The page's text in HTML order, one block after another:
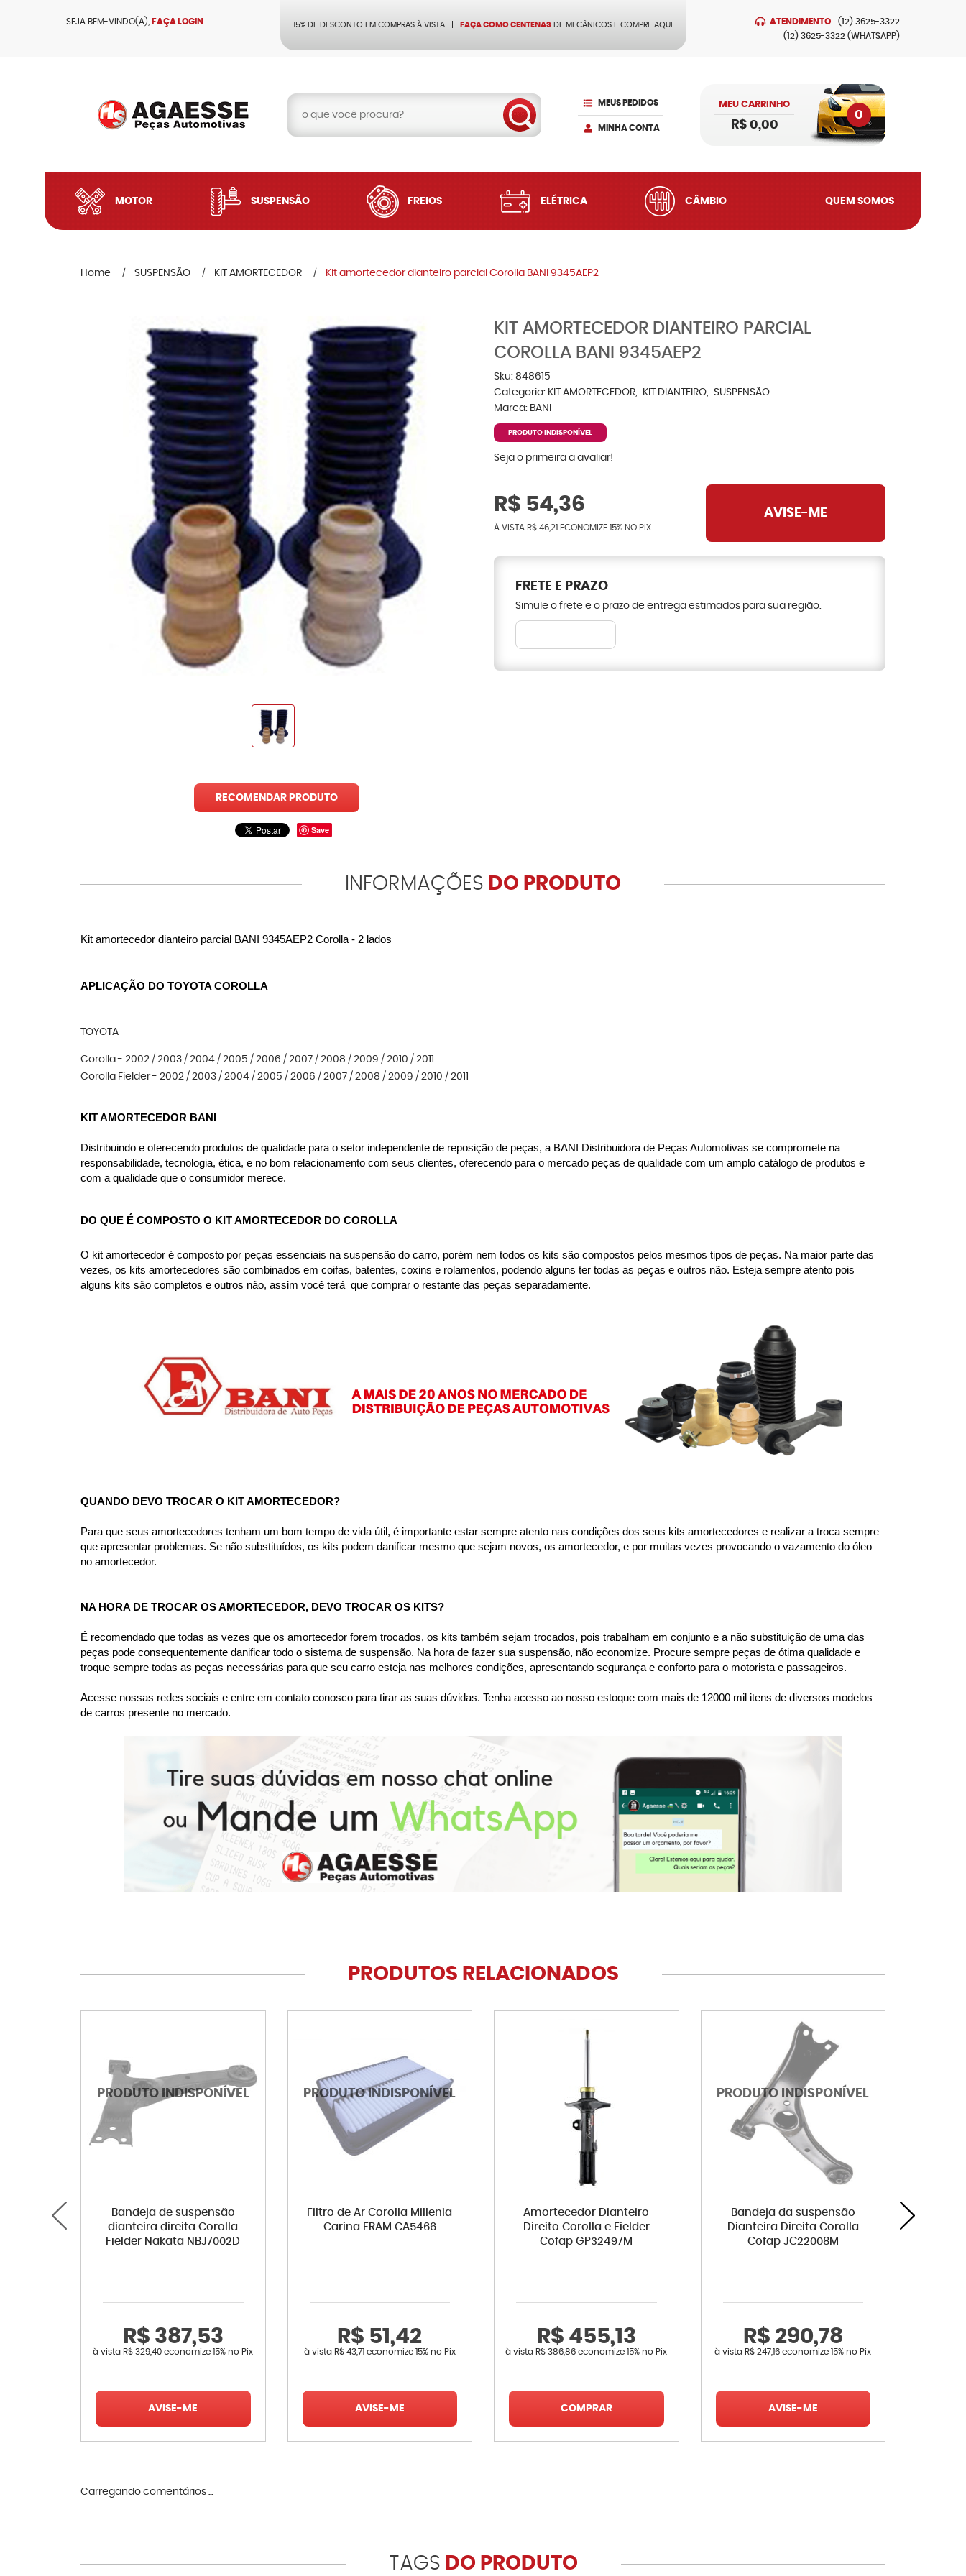
SEJA BEM-VINDO(A), FAÇA LOGIN 15% DE DESCONTO EM COMPRAS À VISTA FAÇA COMO CENTENAS DE MECÂNICOS E COMPRE AQUI ATENDIMENTO (12) 3625-3322
(12) 3625-3322 (WHATSAPP)
MEUS PEDIDOS
MINHA CONTA
MEU CARRINHO
0
R$ 0,00
MOTOR SUSPENSÃO FREIOS ELÉTRICA CÂMBIO QUEM SOMOS
Home SUSPENSÃO KIT AMORTECEDOR Kit amortecedor dianteiro parcial Corolla BANI 9345AEP2
RECOMENDAR PRODUTO
Save
KIT AMORTECEDOR DIANTEIRO PARCIAL
COROLLA BANI 9345AEP2
Sku: 848615
Categoria: KIT AMORTECEDOR KIT DIANTEIRO
SUSPENSÃO
Marca: BANI
PRODUTO INDISPONÍVEL
Seja o primeira a avaliar!
R$ 54,36
À VISTA R$ 46,21 ECONOMIZE 15% NO PIX
AVISE-ME
FRETE E PRAZO
Simule o frete e o prazo de entrega estimados para sua região:
INFORMAÇÕES DO PRODUTO
Kit amortecedor dianteiro parcial BANI 9345AEP2 Corolla - 2 lados
APLICAÇÃO DO TOYOTA COROLLA
TOYOTA
Corolla - 2002 / 2003 / 2004 / 2005 / 2006 / 2007 / 2008 / 2009 / 2010 / 2011
Corolla Fielder - 2002 / 2003 / 2004 / 2005 / 2006 / 2007 / 2008 / 2009 / 2010 / 2011
KIT AMORTECEDOR BANI
Distribuindo e oferecendo produtos de qualidade para o setor independente de reposição de peças, a BANI Distribuidora de Peças Automotivas se compromete na
responsabilidade, tecnologia, ética, e no bom relacionamento com seus clientes, oferecendo para o mercado peças de qualidade com um amplo catálogo de produtos e
com a qualidade que o consumidor merece.
DO QUE É COMPOSTO O KIT AMORTECEDOR DO COROLLA
O kit amortecedor é composto por peças essenciais na suspensão do carro, porém nem todos os kits são compostos pelos mesmos tipos de peças. Na maior parte das
vezes, os kits amortecedores são combinados em coifas, batentes, coxins e rolamentos, podendo alguns ter todas as peças e outros não. Esteja sempre atento pois
alguns kits são completos e outros não, assim você terá  que comprar o restante das peças separadamente.
QUANDO DEVO TROCAR O KIT AMORTECEDOR?
Para que seus amortecedores tenham um bom tempo de vida útil, é importante estar sempre atento nas condições dos seus kits amortecedores e realizar a troca sempre
que apresentar problemas. Se não substituídos, os kits podem danificar mesmo que sejam novos, os amortecedor, e por muitas vezes provocando o vazamento do óleo
no amortecedor.
NA HORA DE TROCAR OS AMORTECEDOR, DEVO TROCAR OS KITS?
É recomendado que todas as vezes que os amortecedor forem trocados, os kits também sejam trocados, pois trabalham em conjunto e a não substituição de uma das
peças pode consequentemente danificar todo o sistema de suspensão. Na hora de fazer sua suspensão, não economize. Procure sempre peças de ótima qualidade e
troque sempre todas as peças necessárias para que seu carro esteja nas melhores condições, apresentando segurança e conforto para o motorista e passageiros.
Acesse nossas redes sociais e entre em contato conosco para tirar as suas dúvidas. Tenha acesso ao nosso estoque com mais de 12000 mil itens de diversos modelos
de carros presente no mercado.
PRODUTOS RELACIONADOS
Bandeja de suspensão
dianteira direita Corolla
Fielder Nakata NBJ7002D
R$ 387,53
à vista R$ 329,40 economize15% no Pix
AVISE-ME
Filtro de Ar Corolla Millenia
Carina FRAM CA5466
R$ 51,42
à vista R$ 43,71 economize 15% no Pix
AVISE-ME
Amortecedor Dianteiro
Direito Corolla e Fielder
Cofap GP32497M
R$ 455,13
à vista R$ 386,86 economize15% no Pix
COMPRAR
Bandeja da suspensão
Dianteira Direita Corolla
Cofap JC22008M
R$ 290,78
à vista R$ 247,16 economize15% no Pix
AVISE-ME
Carregando comentários ...
TAGS DO PRODUTO